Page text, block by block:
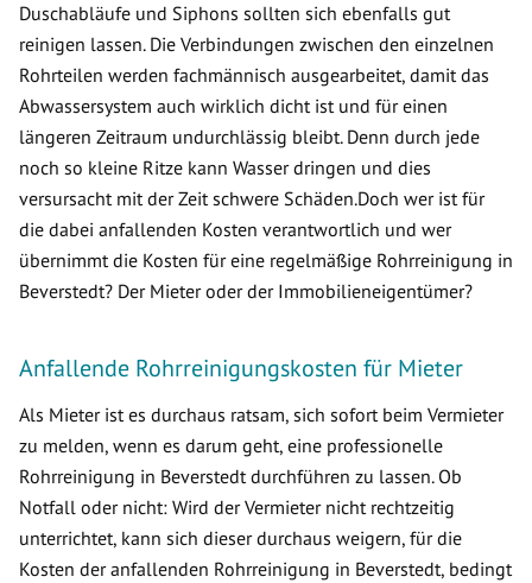
Duschabläufe und Siphons sollten sich ebenfalls gut
reinigen lassen. Die Verbindungen zwischen den einzelnen
Rohrteilen werden fachmännisch ausgearbeitet, damit das
Abwassersystem auch wirklich dicht ist und für einen
längeren Zeitraum undurchlässig bleibt. Denn durch jede
noch so kleine Ritze kann Wasser dringen und dies
versursacht mit der Zeit schwere Schäden.Doch wer ist für
die dabei anfallenden Kosten verantwortlich und wer
übernimmt die Kosten für eine regelmäßige Rohrreinigung in
Beverstedt? Der Mieter oder der Immobilieneigentümer?
Anfallende Rohrreinigungskosten für Mieter
Als Mieter ist es durchaus ratsam, sich sofort beim Vermieter
zu melden, wenn es darum geht, eine professionelle
Rohrreinigung in Beverstedt durchführen zu lassen. Ob
Notfall oder nicht: Wird der Vermieter nicht rechtzeitig
unterrichtet, kann sich dieser durchaus weigern, für die
Kosten der anfallenden Rohrreinigung in Beverstedt, bedingt